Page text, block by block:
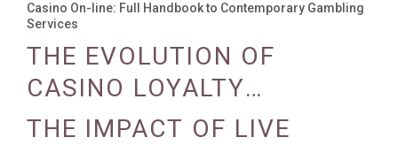
Casino On-line: Full Handbook to Contemporary Gambling
Services
THE EVOLUTION OF
CASINO LOYALTY
PROGRAMS
THE IMPACT OF LIVE